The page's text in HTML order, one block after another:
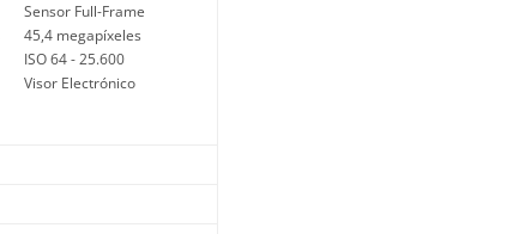
Sensor Full-Frame
45,4 megapíxeles
ISO 64 - 25.600
Visor Electrónico